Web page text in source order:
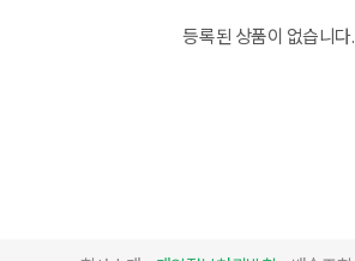
등록된 상품이 없습니다.